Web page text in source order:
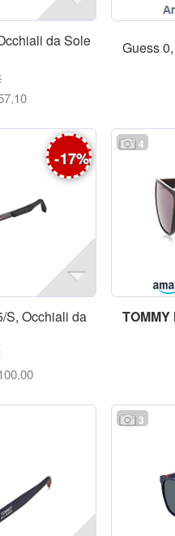
da Sole Guess
-17%
S, Occhiali da
4
TOMMY
3